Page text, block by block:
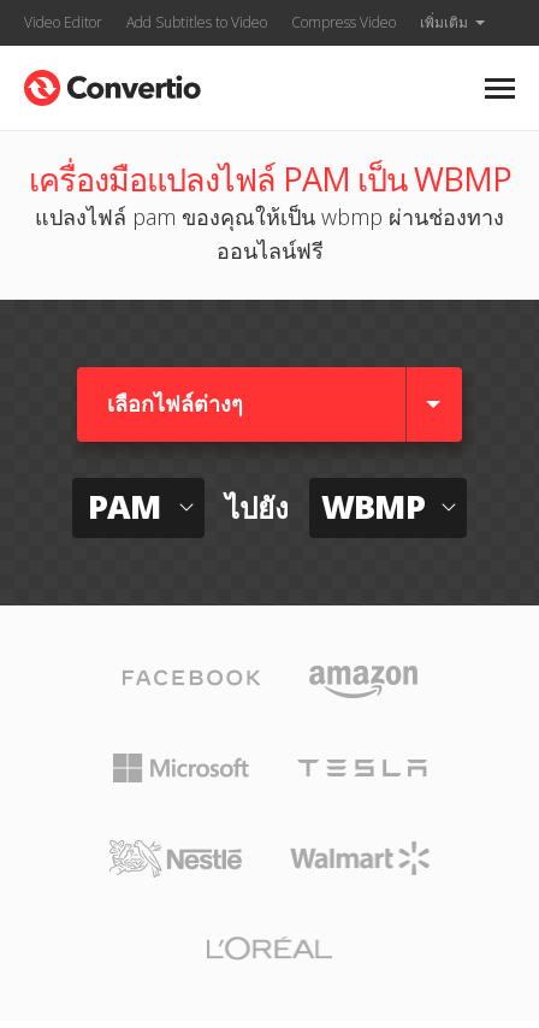
Video Editor Add Subtitles to Video Compress Video เพิ่มเติม
เครื่องมือแปลงไฟล์ PAM เป็น WBMP
แปลงไฟล์ pam ของคุณให้เป็น wbmp ผ่านช่องทาง
ออนไลน์ฟรี
เลือกไฟล์ต่างๆ​
PAM ไปยัง WBMP